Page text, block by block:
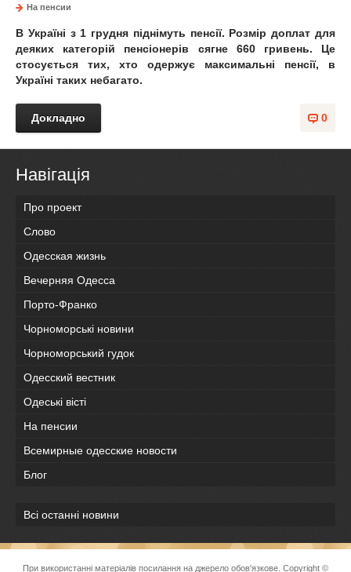
На пенсии
В Україні з 1 грудня піднімуть пенсії. Розмір доплат для
деяких категорій пенсіонерів сягне 660 гривень. Це
стосується тих, хто одержує максимальні пенсії, в
Україні таких небагато.
0
Докладно
Навігація
Про проект
Слово
Одесская жизнь
Вечерняя Одесса
Порто-Франко
Чорноморські новини
Чорноморський гудок
Одесский вестник
Одеськi вiстi
На пенсии
Всемирные одесские новости
Блог
Всі останні новини
При використанні матеріалів посилання на джерело обов'язкове. Copyright ©